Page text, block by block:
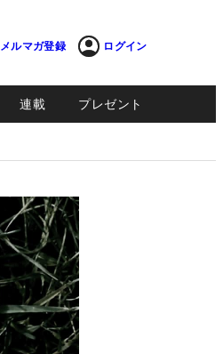
メルマガ登録 ログイン
連載 プレゼント